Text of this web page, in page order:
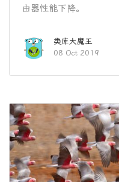
由器性能下降。
类库大魔王
08 Oct 2019